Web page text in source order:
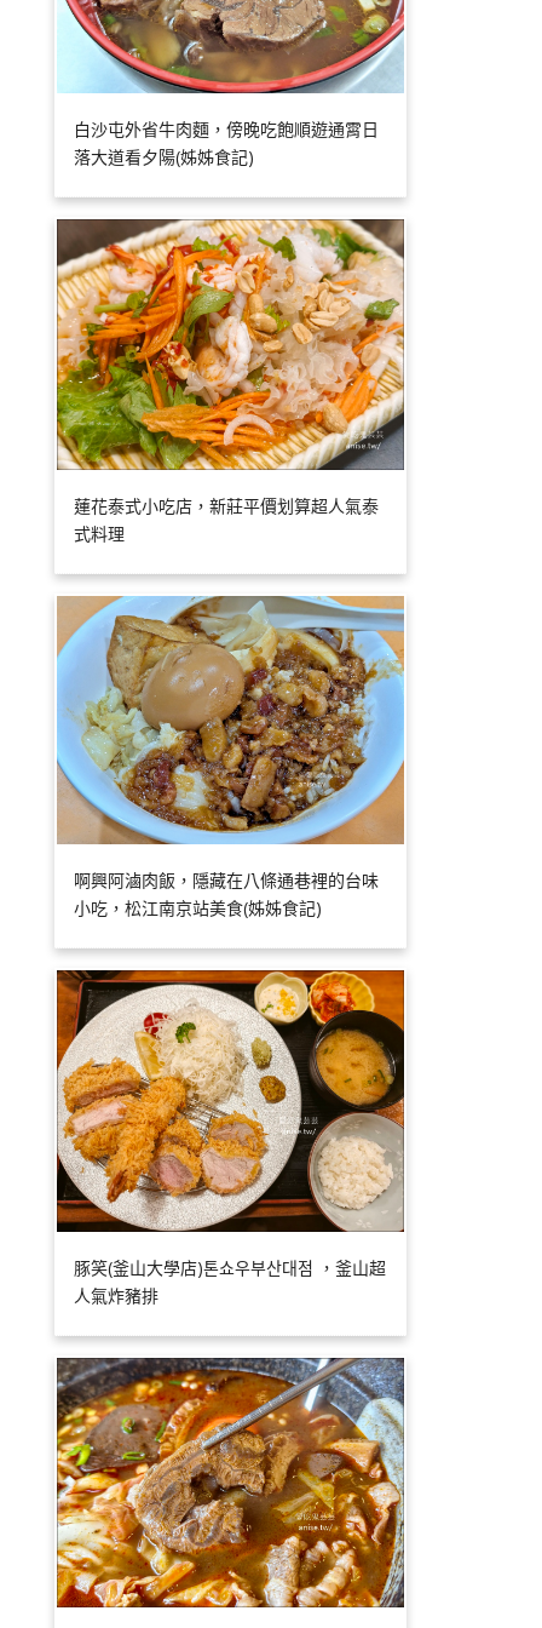
白沙屯外省牛肉麵，傍晚吃飽順遊通霄日
落大道看夕陽(姊姊食記)
蓮花泰式小吃店，新莊平價划算超人氣泰
式料理
啊興阿滷肉飯，隱藏在八條通巷裡的台味
小吃，松江南京站美食(姊姊食記)
豚笑(釜山大學店)톤쇼우부산대점 ，釜山超
人氣炸豬排